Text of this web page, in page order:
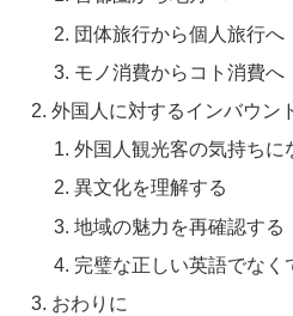
団体旅行から個人旅行へ
モノ消費からコト消費へ
外国人に対するインバウン
外国人観光客の気持ちに
異文化を理解する
地域の魅力を再確認する
完璧な正しい英語でなく
おわりに